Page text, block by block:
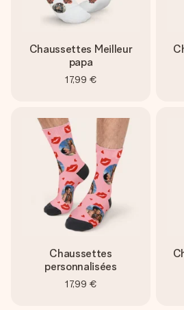
Chaussettes Meilleur
papa
17,99 €
Chaussettes
personnalisées
17,99 €